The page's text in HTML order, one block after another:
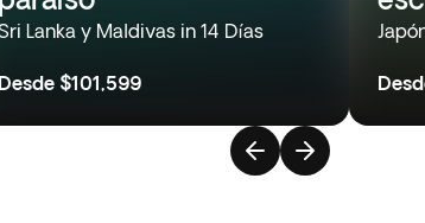
Lanka y Maldivas in 14 Días
Desde $101,599